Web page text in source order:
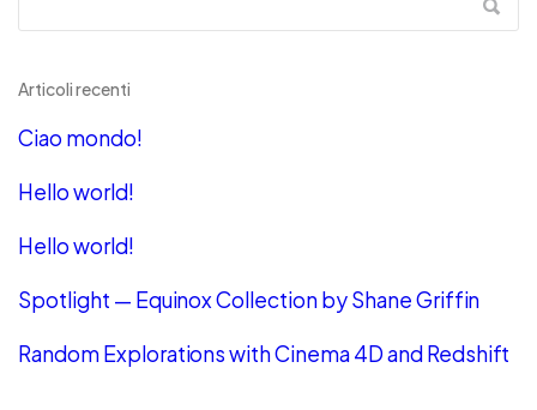
Articoli recenti
Ciao mondo!
Hello world!
Hello world!
Spotlight — Equinox Collection by Shane Griffin
Random Explorations with Cinema 4D and Redshift